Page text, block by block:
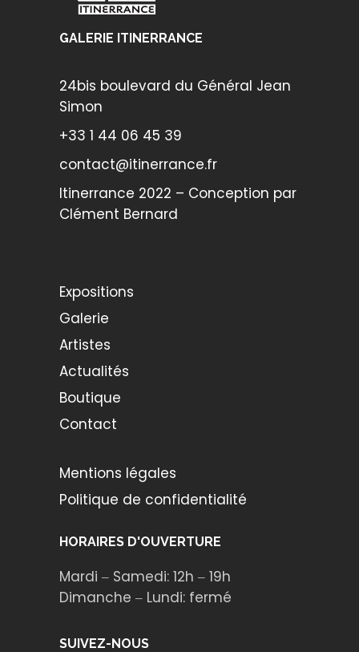
Invader(6)
Koom(1)
Maye(11)
Pantonio(16)
Pavillon Habib Bourguiba
Ponts des Arts(1)
Roa(3)
Saner(1)
Seth(18)
Shepard Fairey / Obey
Shoof(10)
ST4(2)
Tour Paris 13(6)
Tristan Eaton(4)
GALERIE ITINERRANCE
24bis boulevard du Général Jean
Simon
+33 1 44 06 45 39
contact@itinerrance.fr
Itinerrance 2022 – Conception par
Clément Bernard
Expositions
Galerie
Artistes
Actualités
Boutique
Contact
Mentions légales
Politique de confidentialité
HORAIRES D'OUVERTURE
Mardi ‒ Samedi: 12h ‒ 19h
Dimanche ‒ Lundi: fermé
SUIVEZ-NOUS